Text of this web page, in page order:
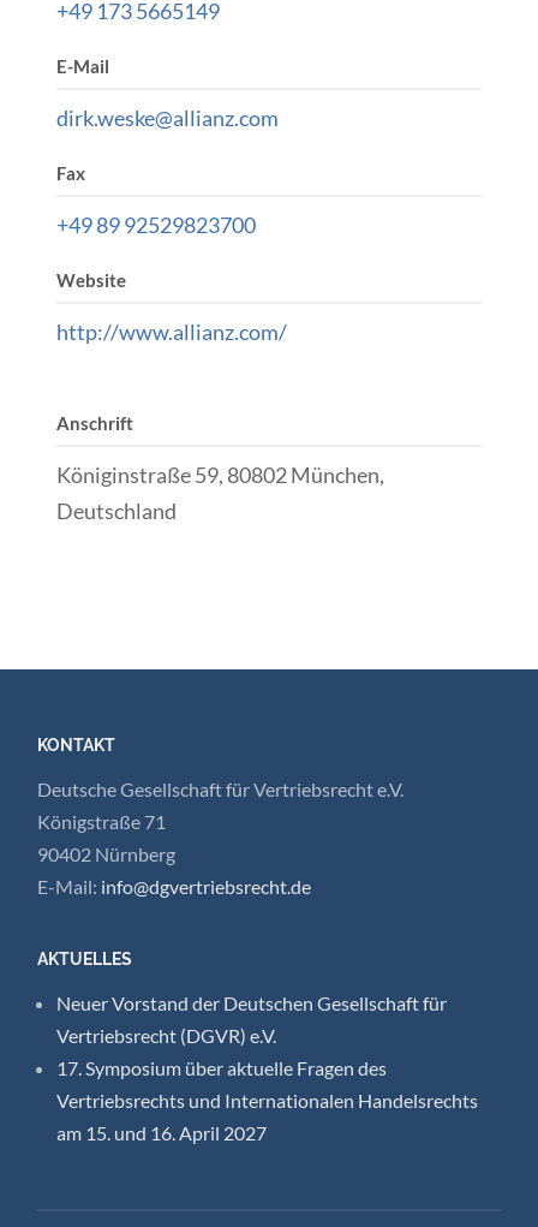
+49 173 5665149
E-Mail
dirk.weske@allianz.com
Fax
+49 89 92529823700
Website
http://www.allianz.com/
Anschrift
Königinstraße 59, 80802 München,
Deutschland
KONTAKT
Deutsche Gesellschaft für Vertriebsrecht e.V.
Königstraße 71
90402 Nürnberg
E-Mail: info@dgvertriebsrecht.de
AKTUELLES
Neuer Vorstand der Deutschen Gesellschaft für
Vertriebsrecht (DGVR) e.V.
17. Symposium über aktuelle Fragen des
Vertriebsrechts und Internationalen Handelsrechts
am 15. und 16. April 2027